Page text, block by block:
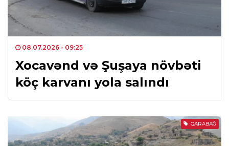
08.07.2026 - 09:25
Xocavənd və Şuşaya növbəti
köç karvanı yola salındı
QARABAĞ